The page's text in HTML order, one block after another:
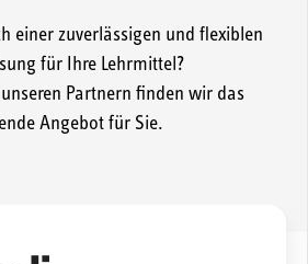
einer zuverlässigen und flexiblen
für Ihre Lehrmittel?
Partnern finden wir das
Angebot für Sie.